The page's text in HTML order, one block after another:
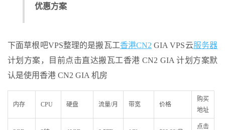
优惠方案
下面草根吧VPS整理的是搬瓦工香港CN2 GIA VPS云服务器
计划方案，目前点击直达搬瓦工香港 CN2 GIA 计划方案默
认是使用香港 CN2 GIA 机房
内存 CPU 硬盘 流量/月 带宽 价格
购买
地址
点击